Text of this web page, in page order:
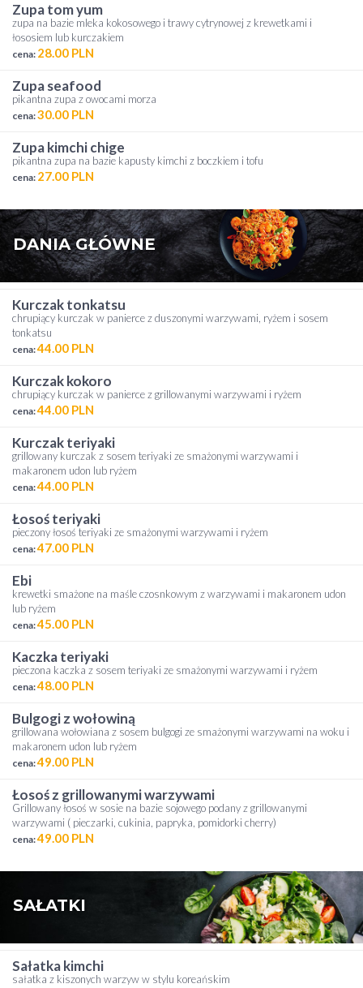
zupa tom yum
zupa na bazie mleka kokosowego i trawy cytrynowej z krewetkami i
łososiem lub kurczakiem
cena: 28.00 PLN
zupa seafood
pikantna zupa z owocami morza
cena:30.00 PLN
zupa kimchi chige
pikantna zupa na bazie kapusty kimchi z boczkiem i tofu
cena: 27.00 PLN
DANIA GŁÓWNE
kurczak tonkatsu
chrupiący kurczak w panierce z duszonymi warzywami, ryżem i sosem
tonkatsu
cena:44.00 PLN
kurczak kokoro
chrupiący kurczak w panierce z grillowanymi warzywami i ryżem
cena:44.00 PLN
kurczak teriyaki
grillowany kurczak z sosem teriyaki ze smażonymi warzywami i
makaronem udon lub ryżem
cena:44.00 PLN
łosoś teriyaki
pieczony łosoś teriyaki ze smażonymi warzywami i ryżem
cena:47.00 PLN
ebi
krewetki smażone na maśle czosnkowym z warzywami i makaronem udon
lub ryżem
cena:45.00 PLN
kaczka teriyaki
pieczona kaczka z sosem teriyaki ze smażonymi warzywami i ryżem
cena:48.00 PLN
bulgogi z wołowiną
grillowana wołowiana z sosem bulgogi ze smażonymi warzywami na woku i
makaronem udon lub ryżem
cena:49.00 PLN
łosoś z grillowanymi warzywami
Grillowany łosoś w sosie na bazie sojowego podany z grillowanymi
warzywami ( pieczarki, cukinia, papryka, pomidorki cherry)
cena:49.00 PLN
SAŁATKI
sałatka kimchi
sałatka z kiszonych warzyw w stylu koreańskim